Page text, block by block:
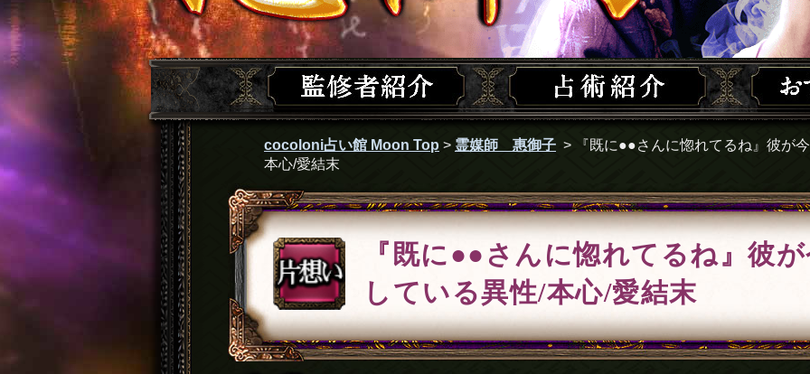
cocoloni占い館 Moon Top > 霊媒師 惠御子 >
『既に●●さんに惚れてるね』彼が
本心/愛結末
『既に●●さんに惚れてるね』彼
している異性/本心/愛結末